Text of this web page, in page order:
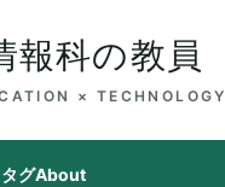
報科の教員
× TECHNOLOGY
タグAbout